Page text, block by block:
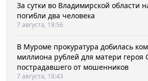
За сутки во Владимирской области
погибли два человека
7 августа, 18:56
В Муроме прокуратура добилась
миллиона рублей для матери героя
пострадавшего от мошенников
7 августа, 18:43